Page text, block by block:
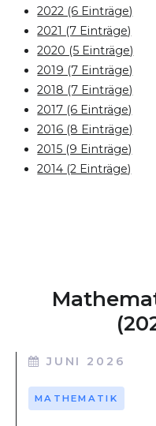
2022 (6 Einträge)
2021 (7 Einträge)
2020 (5 Einträge)
2019 (7 Einträge)
2018 (7 Einträge)
2017 (6 Einträge)
2016 (8 Einträge)
2015 (9 Einträge)
2014 (2 Einträge)
JUNI 2026
MATHEMATIK